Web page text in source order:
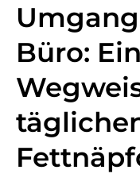
Büro: